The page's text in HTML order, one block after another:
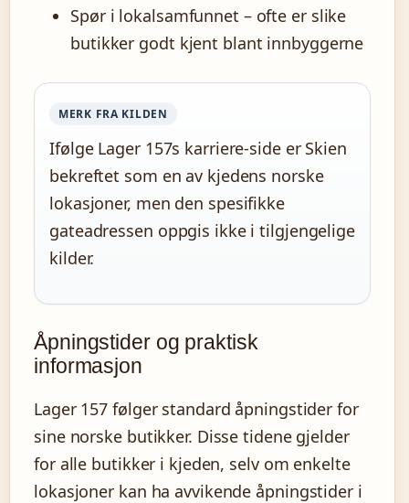
Spør i lokalsamfunnet – ofte er slike
butikker godt kjent blant innbyggerne
MERK FRA KILDEN
Ifølge Lager 157s karriere-side er Skien
bekreftet som en av kjedens norske
lokasjoner, men den spesifikke
gateadressen oppgis ikke i tilgjengelige
kilder.
Åpningstider og praktisk
informasjon
Lager 157 følger standard åpningstider for
sine norske butikker. Disse tidene gjelder
for alle butikker i kjeden, selv om enkelte
lokasjoner kan ha avvikende åpningstider i